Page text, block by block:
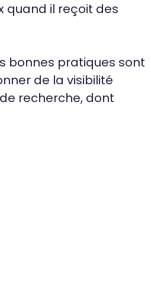
quand il reçoit des
bonnes pratiques sont
de la visibilité
recherche, dont